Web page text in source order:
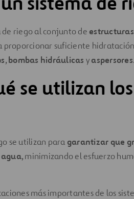
de riego al conjunto de
suficiente
,bombas hidráulicas yaspersores.
se utilizan
se utilizan para garantizar que
, minimizando el esfuerzo
más importantes de los